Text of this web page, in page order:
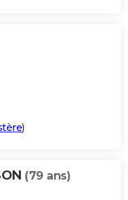
)
(79 ans)